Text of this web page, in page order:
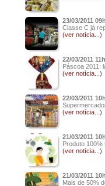
23/03/2011
Classe C já
(ver notícia...)
22/03/2011
Páscoa 2011:
(ver notícia...)
22/03/2011
(ver notícia...)
21/03/2011
Produto
(ver notícia...)
21/03/2011
Mais de 50%